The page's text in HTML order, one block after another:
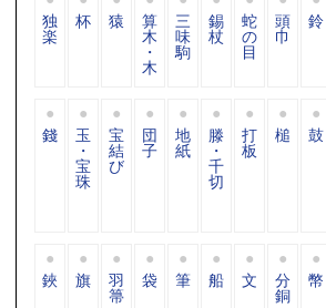
独
楽
杯 猿 算
木
・
木
三
味
駒
錫
杖
蛇
の
目
頭
巾
鈴
錢 玉
・
宝
珠
宝
結
び
団
子
地
紙
滕
・
千
切
打
板
槌 鼓
鋏 旗 羽
箒
袋 筆 船 文 分
銅
幣